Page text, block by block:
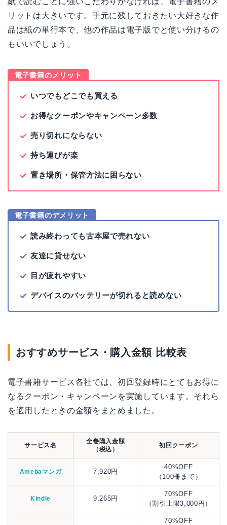
リットは大きいです。手元に残しておきたい大好きな作
品は紙の単行本で、他の作品は電子版でと使い分けるの
もいいでしょう。
電子書籍のメリット
いつでもどこでも買える
お得なクーポンやキャンペーン多数
売り切れにならない
持ち運びが楽
置き場所・保管方法に困らない
電子書籍のデメリット
読み終わっても古本屋で売れない
友達に貸せない
目が疲れやすい
デバイスのバッテリーが切れると読めない
おすすめサービス・購入金額 比較表
電子書籍サービス各社では、初回登録時にとてもお得に
なるクーポン・キャンペーンを実施しています。それら
を適用したときの金額をまとめました。
サービス名
全巻購入金額
（税込）
初回クーポン
Amebaマンガ 7,920円
40%OFF
（100冊まで）
Kindle 9,265円
70%OFF
（割引上限3,000円）
70%OFF